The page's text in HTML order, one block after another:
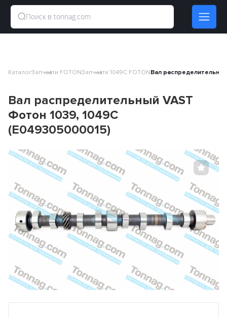
КаталогЗапчасти FOTONЗапчасти 1049C FOTONВал
Вал распределительный VAST
Фотон 1039, 1049C
(E049305000015)